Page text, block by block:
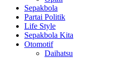
Sepakbola
Partai Politik
Life Style
Sepakbola Kita
Otomotif
Daihatsu